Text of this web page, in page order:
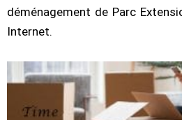
déménagement de Parc
Internet.